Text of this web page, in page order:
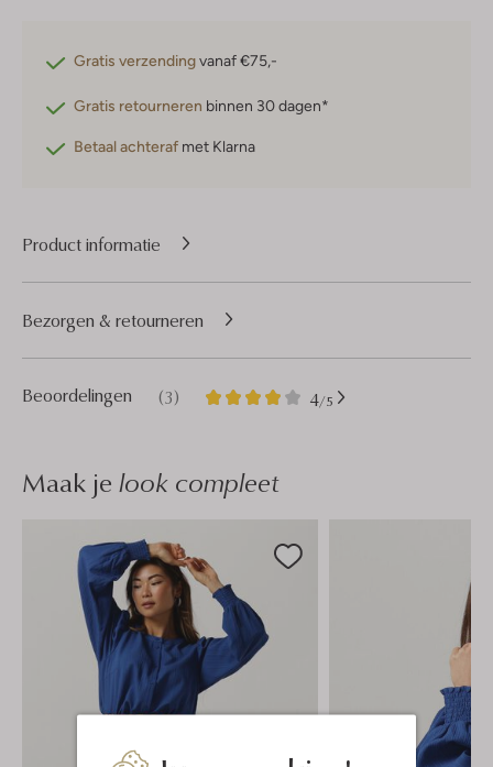
Gratis verzendingvanaf €75,-
Gratis retourneren binnen 30 dagen*
Betaal achteraf met Klarna
Product informatie
Beoordelingen (3) 4/5
3
4
Bezorgen & retourneren
Maak je look compleet